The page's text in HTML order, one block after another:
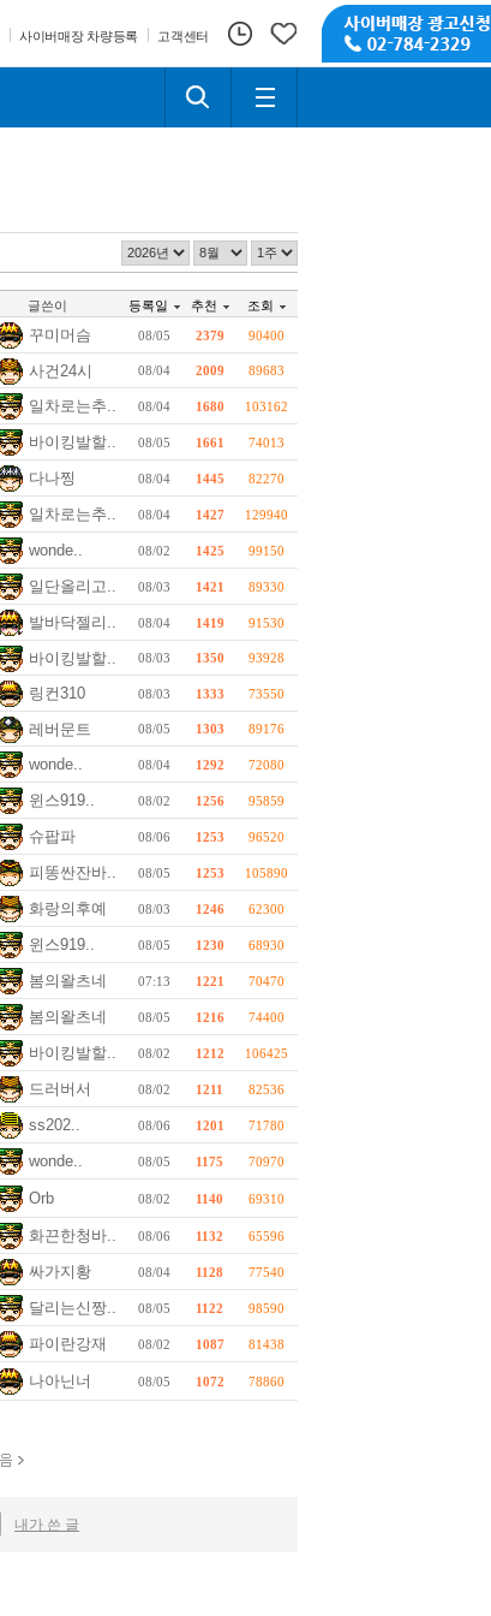
사이버매장 차량등록 고객센터
글쓴이 등록일 추천 조회
꾸미머슴 08/05 2379 90400
사건24시 08/04 2009 89683
일차로는추.. 08/04 1680 103162
바이킹발할.. 08/05 1661 74013
다나찡 08/04 1445 82270
일차로는추.. 08/04 1427 129940
wonde.. 08/02 1425 99150
일단올리고.. 08/03 1421 89330
발바닥젤리.. 08/04 1419 91530
바이킹발할.. 08/03 1350 93928
링컨310 08/03 1333 73550
레버문트 08/05 1303 89176
wonde.. 08/04 1292 72080
윈스919.. 08/02 1256 95859
슈팝파 08/06 1253 96520
피똥싼잔바.. 08/05 1253 105890
화랑의후예 08/03 1246 62300
윈스919.. 08/05 1230 68930
봄의왈츠네 07:13 1221 70470
봄의왈츠네 08/05 1216 74400
바이킹발할.. 08/02 1212 106425
드러버서 08/02 1211 82536
ss202.. 08/06 1201 71780
wonde.. 08/05 1175 70970
Orb 08/02 1140 69310
화끈한청바.. 08/06 1132 65596
싸가지황 08/04 1128 77540
달리는신짱.. 08/05 1122 98590
파이란강재 08/02 1087 81438
나아닌너 08/05 1072 78860
내가 쓴 글